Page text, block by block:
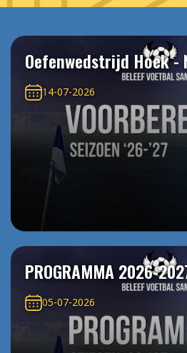
Oefenwedstrijd Hoek -
14-07-2026
PROGRAMMA 2026-
05-07-2026